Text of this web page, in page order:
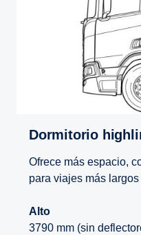
Dormitorio
Ofrece más espacio,
para viajes más
Alto
3790 mm (sin